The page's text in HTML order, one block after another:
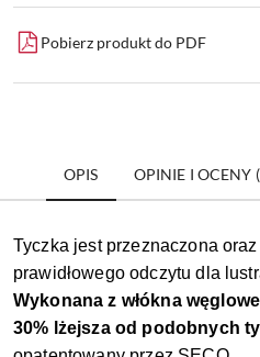
Pobierz produkt do PDF
OPIS OPINIE I OCENY
Tyczka jest przeznaczona
prawidłowego odczytu dla
Wykonana z włókna
30% lżejsza od podobnych